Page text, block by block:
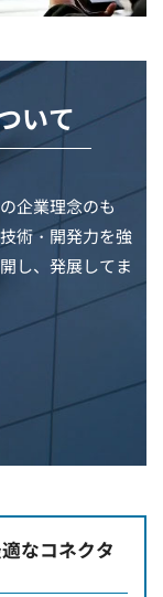
いて
企業理念のも
術・開発力を強
し、発展してま
なコネクタ